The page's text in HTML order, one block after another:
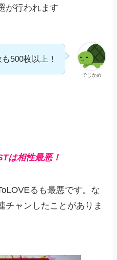
が行われます
でじかめ
500枚以上！
は相性最悪！
るも最悪です。な
チャンしたことがありま